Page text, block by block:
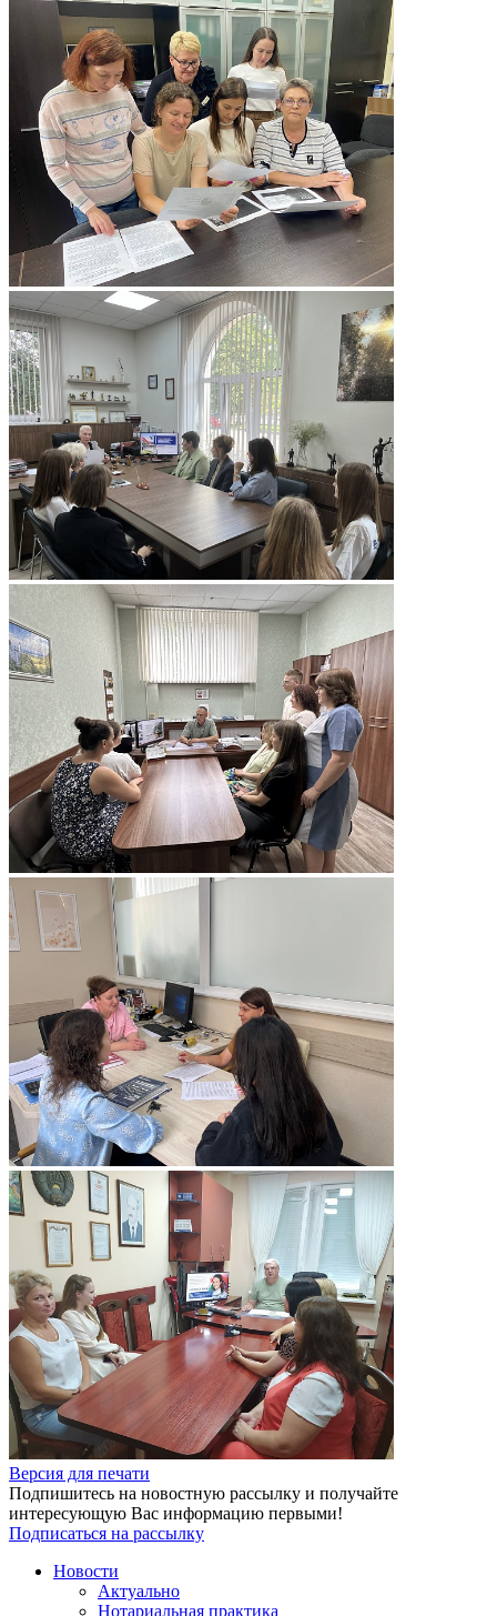
Версия для печати
Подпишитесь на новостную рассылку и получайте
интересующую Вас информацию первыми!
Подписаться на рассылку
Новости
Актуально
Нотариальная практика